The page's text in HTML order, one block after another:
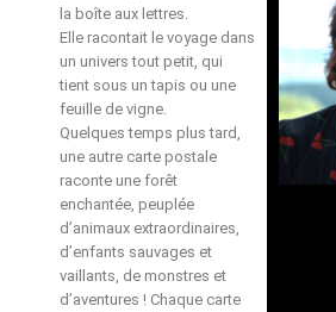
la boîte aux lettres.
Elle racontait le voyage dans
un univers tout petit, qui
tient sous un tapis ou une
feuille de vigne.
Quelques temps plus tard,
une autre carte postale
raconte une forêt
enchantée, peuplée
d’animaux extraordinaires,
d’enfants sauvages et
vaillants, de monstres et
d’aventures ! Chaque carte